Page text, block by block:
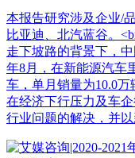
本报告研究涉及企业/
比亚迪、北汽蓝谷。
走下坡路的背景下，
年8月，在新能源汽车
车，单月销量为10.0万
在经济下行压力及车
行业问题的解决，并